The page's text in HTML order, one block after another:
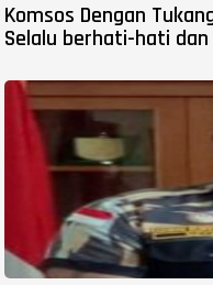
Komsos Dengan
Selalu berhati-hati